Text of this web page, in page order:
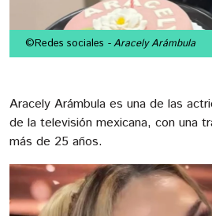
©Redes sociales - Aracely Arámbula
Aracely Arámbula es una de las
de la televisión mexicana, con una
más de 25 años.